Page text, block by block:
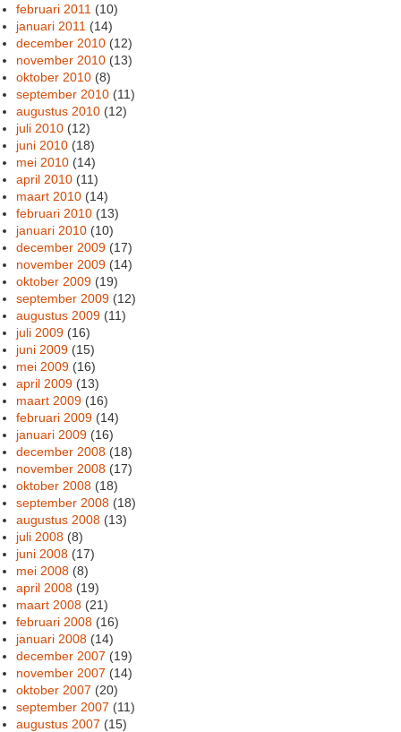
februari 2011 (10)
januari 2011 (14)
december 2010 (12)
november 2010 (13)
oktober 2010 (8)
september 2010 (11)
augustus 2010 (12)
juli 2010 (12)
juni 2010 (18)
mei 2010 (14)
april 2010 (11)
maart 2010 (14)
februari 2010 (13)
januari 2010 (10)
december 2009 (17)
november 2009 (14)
oktober 2009 (19)
september 2009 (12)
augustus 2009 (11)
juli 2009 (16)
juni 2009 (15)
mei 2009 (16)
april 2009 (13)
maart 2009 (16)
februari 2009 (14)
januari 2009 (16)
december 2008 (18)
november 2008 (17)
oktober 2008 (18)
september 2008 (18)
augustus 2008 (13)
juli 2008 (8)
juni 2008 (17)
mei 2008 (8)
april 2008 (19)
maart 2008 (21)
februari 2008 (16)
januari 2008 (14)
december 2007 (19)
november 2007 (14)
oktober 2007 (20)
september 2007 (11)
augustus 2007 (15)